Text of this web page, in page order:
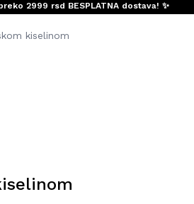
2999 rsd BESPLATNA dostava! ✨
kiselinom